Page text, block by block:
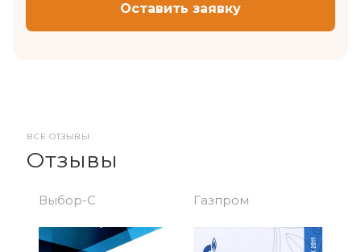
Оставить заявку
ВСЕ ОТЗЫВЫ
Отзывы
Выбор-С Газпром